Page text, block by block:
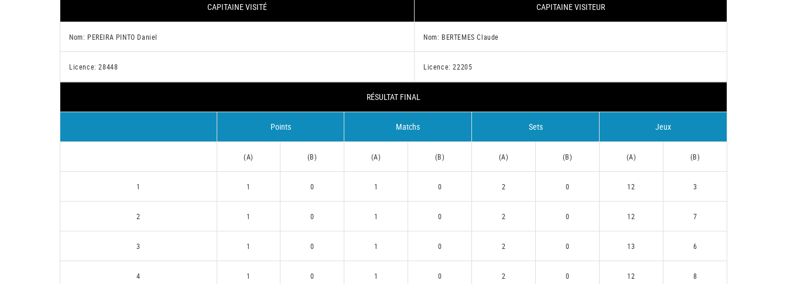
CAPITAINE VISITÉ CAPITAINE VISITEUR
Nom: PEREIRA PINTO Daniel Nom: BERTEMES Claude
Licence: 28448 Licence: 22205
RÉSULTAT FINAL
Points Matchs Sets Jeux
(A) (B) (A) (B) (A) (B) (A) (B)
1 1 0 1 0 2 0 12 3
2 1 0 1 0 2 0 12 7
3 1 0 1 0 2 0 13 6
4 1 0 1 0 2 0 12 8